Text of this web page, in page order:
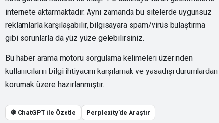
internete aktarmaktadır. Aynı zamanda bu sitelerde uygunsuz
reklamlarla karşılaşabilir, bilgisayara spam/virüs bulaştırma
gibi sorunlarla da yüz yüze gelebilirsiniz.
Bu haber arama motoru sorgulama kelimeleri üzerinden
kullanıcıların bilgi ihtiyacını karşılamak ve yasadışı durumlardan
korumak üzere hazırlanmıştır.
֎ ChatGPT ile Özetle Perplexity’de Araştır